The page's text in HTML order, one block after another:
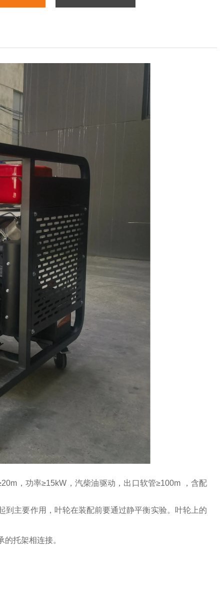
，功率≥15kW，汽柴油驱动，出口软管≥100m ，含配
主要作用，叶轮在装配前要通过静平衡实验。叶轮上的
托架相连接。